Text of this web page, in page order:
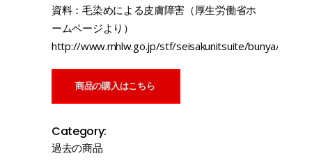
資料：毛染めによる皮膚障害（厚生労働省ホ
ームページより）
http://www.mhlw.go.jp/stf/seisakunitsuite/bunya/
商品の購入はこちら
Category:
過去の商品